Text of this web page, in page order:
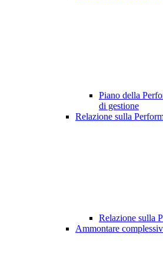
Piano della
di gestione
Relazione sulla
Relazione sulla
Ammontare